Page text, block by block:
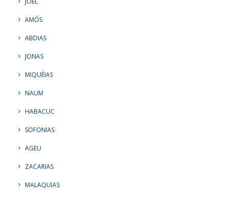
AMÓS
ABDIAS
JONAS
MIQUÉIAS
NAUM
HABACUC
SOFONIAS
AGEU
ZACARIAS
MALAQUIAS